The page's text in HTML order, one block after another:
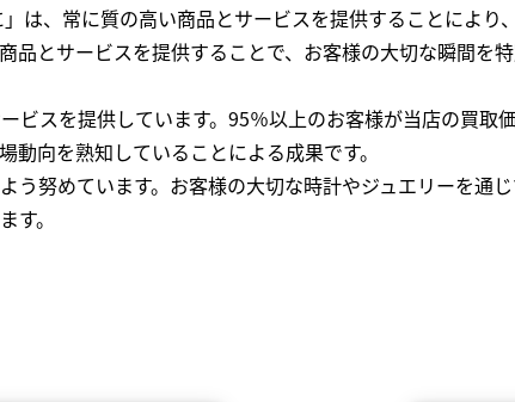
は、常に質の高い商品とサービスを提供することにより
とサービスを提供することで、お客様の大切な瞬間を
スを提供しています。95％以上のお客様が当店の買取
向を熟知していることによる成果です。
努めています。お客様の大切な時計やジュエリーを通
す。